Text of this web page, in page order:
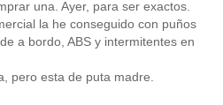
una. Ayer, para ser exactos.
la he conseguido con puños
a bordo, ABS y intermitentes en
pero esta de puta madre.